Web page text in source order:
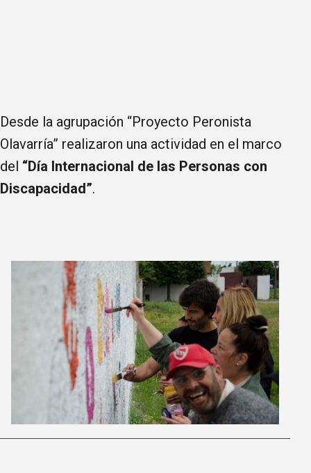
Desde la agrupación “Proyecto Peronista
Olavarría” realizaron una actividad en el marco
del “Día Internacional de las Personas con
Discapacidad”.